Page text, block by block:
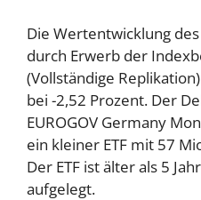
Die Wertentwicklung
durch Erwerb der
(Vollständige
bei -2,52 Prozent. Der
EUROGOV Germany
ein kleiner ETF mit 57
Der ETF ist älter als 5
aufgelegt.